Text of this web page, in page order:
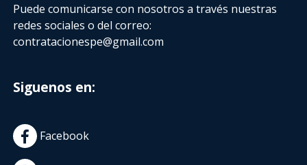
Puede comunicarse con nosotros a través nuestras
redes sociales o del correo:
contratacionespe@gmail.com
Siguenos en:
Facebook